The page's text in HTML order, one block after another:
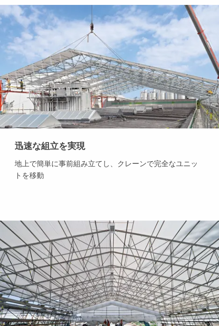
迅速な組立を実現
地上で簡単に事前組み立てし、クレーンで完全なユニッ
トを移動